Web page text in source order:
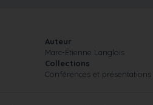
Auteur
Marc-Étienne Langlois
Collections
Conférences et présentations